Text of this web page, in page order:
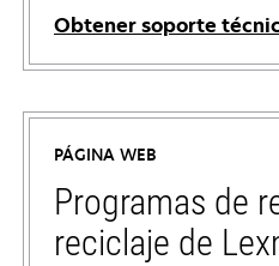
Obtener soporte
se
abre
una
pestaña
nueva
PÁGINA WEB
Programas de
reciclaje de